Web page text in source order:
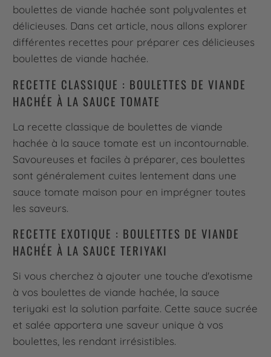
boulettes de viande hachée sont polyvalentes et
délicieuses. Dans cet article, nous allons explorer
différentes recettes pour préparer ces délicieuses
boulettes de viande hachée.
RECETTE CLASSIQUE : BOULETTES DE VIANDE
HACHÉE À LA SAUCE TOMATE
La recette classique de boulettes de viande
hachée à la sauce tomate est un incontournable.
Savoureuses et faciles à préparer, ces boulettes
sont généralement cuites lentement dans une
sauce tomate maison pour en imprégner toutes
les saveurs.
RECETTE EXOTIQUE : BOULETTES DE VIANDE
HACHÉE À LA SAUCE TERIYAKI
Si vous cherchez à ajouter une touche d'exotisme
à vos boulettes de viande hachée, la sauce
teriyaki est la solution parfaite. Cette sauce sucrée
et salée apportera une saveur unique à vos
boulettes, les rendant irrésistibles.